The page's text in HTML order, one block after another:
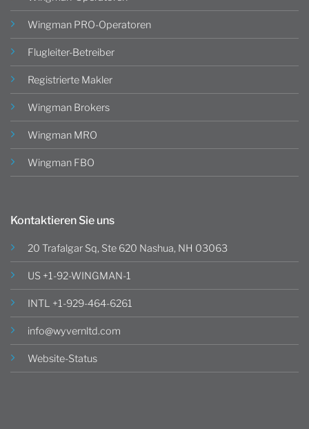
Wingman PRO-Operatoren
Flugleiter-Betreiber
Registrierte Makler
Wingman Brokers
Wingman MRO
Wingman FBO
Kontaktieren Sie uns
20 Trafalgar Sq, Ste 620 Nashua, NH 03063
US +1-92-WINGMAN-1
INTL +1-929-464-6261
info@wyvernltd.com
Website-Status